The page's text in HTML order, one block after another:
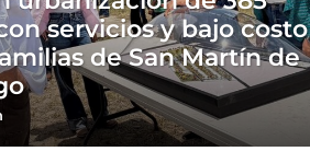
servicios y bajo costo
de San Martín de